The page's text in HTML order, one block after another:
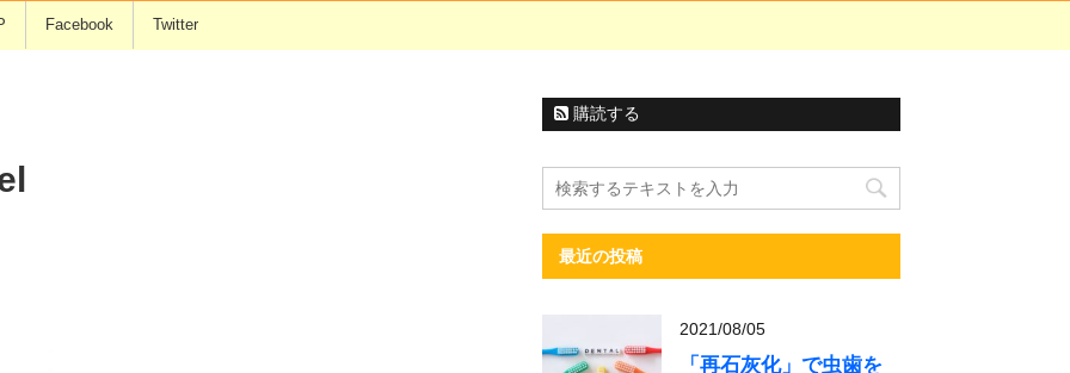
Facebook Twitter
購読する
最近の投稿
2021/08/05
「再石灰化」で虫歯を